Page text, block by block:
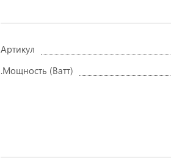
Артикул
.Мощность (Ватт)